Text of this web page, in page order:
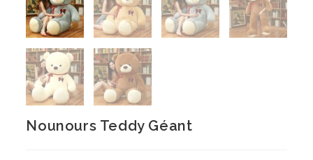
Nounours Teddy Géant